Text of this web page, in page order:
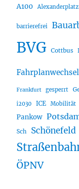
A100 Alexanderplatz
barrierefrei
BVG Cottbus
Fahrplanwechsel
Frankfurt gesperrt
i2030 ICE Mobilität
Pankow
Sch Schönefeld
ÖPNV